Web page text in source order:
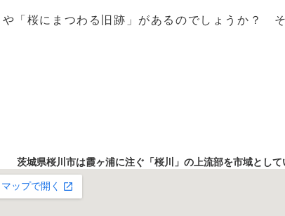
や「桜にまつわる旧跡」があるのでしょうか？
茨城県桜川市は霞ヶ浦に注ぐ「桜川」の上流部を市域として